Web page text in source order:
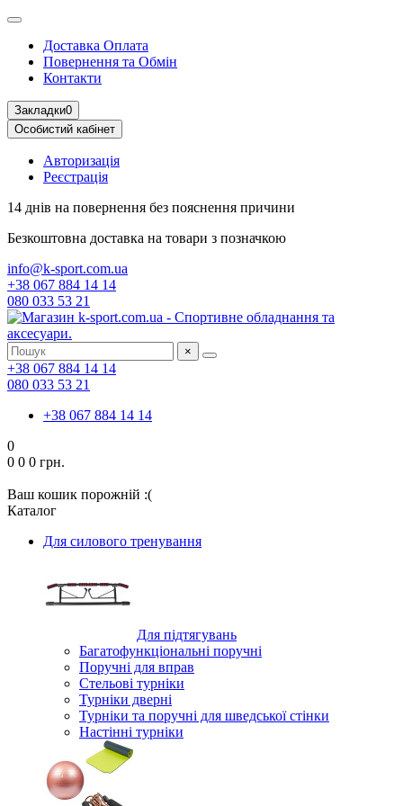
Доставка Оплата
Повернення та Обмін
Контакти
Закладки0
Особистий кабінет
Авторизація
Реєстрація
14 днів на повернення без пояснення причини
Безкоштовна доставка на товари з позначкою
info@k-sport.com.ua
+38 067 884 14 14
080 033 53 21
×
+38 067 884 14 14
080 033 53 21
+38 067 884 14 14
0
0 0 0 грн.
Ваш кошик порожній :(
Каталог
Для силового тренування
Для підтягувань
Багатофункціональні поручні
Поручні для вправ
Стельові турніки
Турніки дверні
Турніки та поручні для шведської стінки
Настінні турніки